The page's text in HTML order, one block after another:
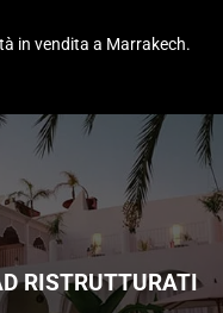
in vendita a Marrakech.
RISTRUTTURATI